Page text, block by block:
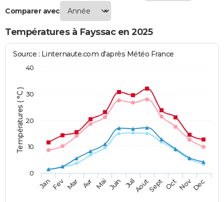
Bricolage
Lifestyle
Culture
Sport
Auto
Television
Voyage
Cinema
Comparer avec
Températures à Fayssac en 2025
Températures ( °C )
Source : Linternaute.com d'après Météo France
JanFev Mar Avr Mai Juin JuilAoutSept OctNovDec
0
10
20
30
40